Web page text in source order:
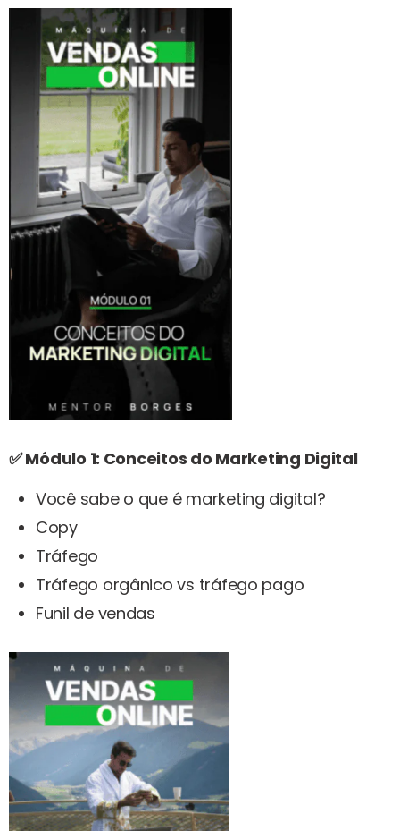
✅ Módulo 1: Conceitos do Marketing Digital
Você sabe o que é marketing digital?
Copy
Tráfego
Tráfego orgânico vs tráfego pago
Funil de vendas